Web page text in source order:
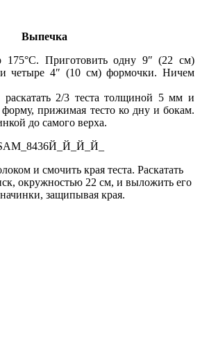
Выпечка
175°С. Приготовить одну 9″ (22 см)
четыре 4″ (10 см) формочки. Ничем
2/3 теста толщиной 5 мм и
форму, прижимая тесто ко дну и бокам.
до самого верха.
и смочить края теста. Раскатать
окружностью 22 см, и выложить его
защипывая края.